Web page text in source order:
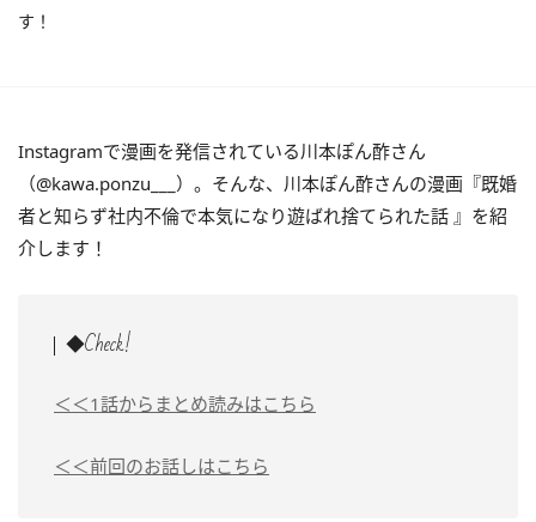
す！
Instagramで漫画を発信されている川本ぽん酢さん
（@kawa.ponzu___）。そんな、川本ぽん酢さんの漫画『既婚
者と知らず社内不倫で本気になり遊ばれ捨てられた話 』を紹
介します！
◆Check!
＜＜1話からまとめ読みはこちら
＜＜前回のお話しはこちら